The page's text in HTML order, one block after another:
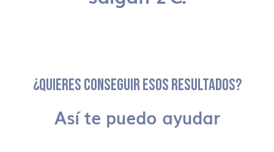
¿QUIERES CONSEGUIR ESOS RESULTADOS?
Así te puedo ayudar